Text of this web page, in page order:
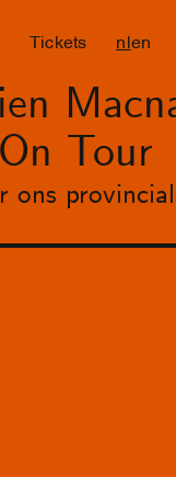
Tickets nl en
Tour
ons